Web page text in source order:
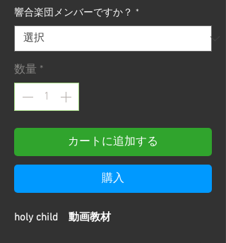
響合楽団メンバーですか？ *
数量 *
カートに追加する
購入
holy child 動画教材